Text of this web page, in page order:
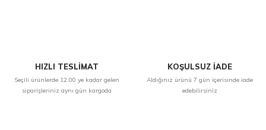
HIZLI TESLİMAT
Seçili ürünlerde 12:00 ye kadar gelen
siparişleriniz aynı gün kargoda
KOŞULSUZ İADE
Aldığınız ürünü 7 gün içerisinde iade
edebilirsiniz